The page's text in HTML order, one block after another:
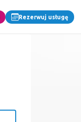
Rezerwuj usługę